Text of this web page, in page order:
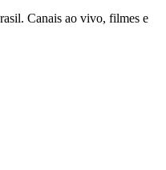
Canais ao vivo, filmes e